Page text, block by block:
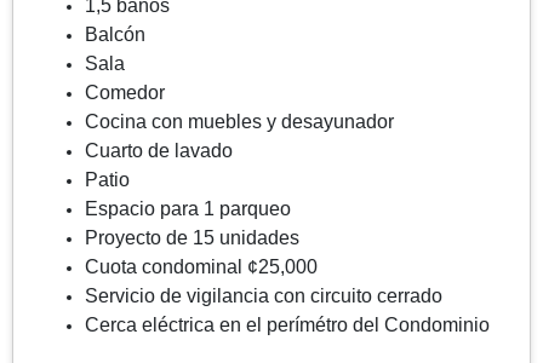
1,5 baños
Balcón
Sala
Comedor
Cocina con muebles y desayunador
Cuarto de lavado
Patio
Espacio para 1 parqueo
Proyecto de 15 unidades
Cuota condominal ¢25,000
Servicio de vigilancia con circuito cerrado
Cerca eléctrica en el perímétro del Condominio